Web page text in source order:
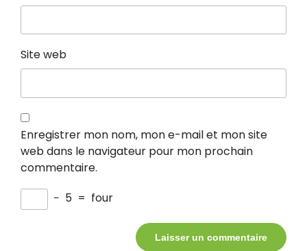
Site web
Enregistrer mon nom, mon e-mail et mon site
web dans le navigateur pour mon prochain
commentaire.
− 5 = four